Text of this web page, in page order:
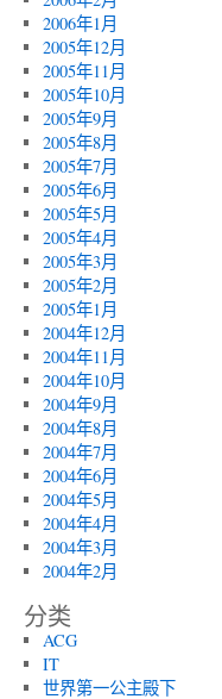
2006年1月
2005年12月
2005年11月
2005年10月
2005年9月
2005年8月
2005年7月
2005年6月
2005年5月
2005年4月
2005年3月
2005年2月
2005年1月
2004年12月
2004年11月
2004年10月
2004年9月
2004年8月
2004年7月
2004年6月
2004年5月
2004年4月
2004年3月
2004年2月
分类
ACG
IT
世界第一公主殿下